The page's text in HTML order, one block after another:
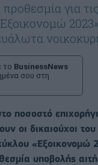
για
το BusinessNews
σου στη
ποσοστό
οι δικαιούχοι
«Εξοικονομώ
υποβολής